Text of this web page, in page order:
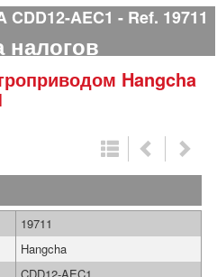
CDD12-AEC1 Ref. 19711
налогов
Hangcha
19711
Hangcha